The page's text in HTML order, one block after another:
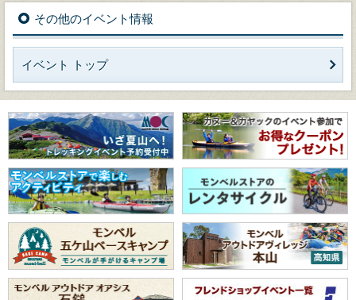
その他のイベント情報
イベント トップ